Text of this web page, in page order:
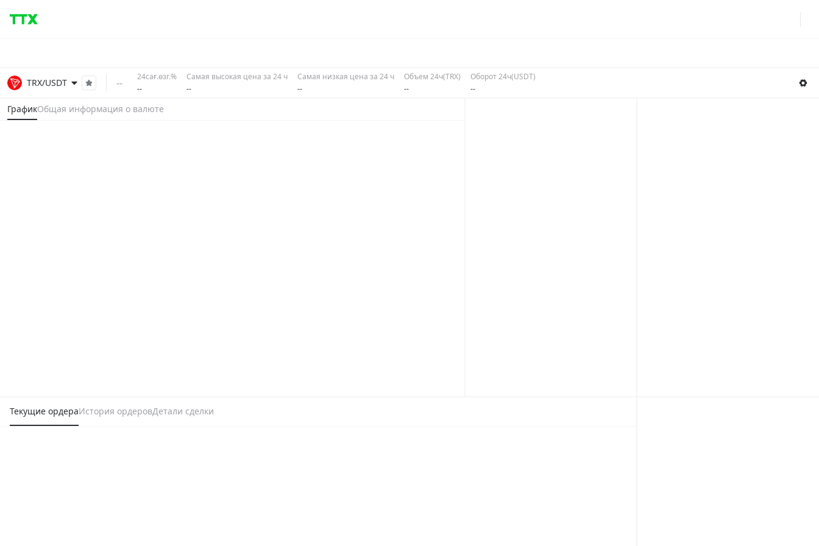
TRX/USDT --
24сағ.өзг.%
--
Самая высокая цена за 24 ч
--
Самая низкая цена за 24 ч
--
Объем 24ч(TRX)
--
Оборот 24ч(USDT)
--
ГрафикОбщая информация о валюте
Текущие ордераИстория ордеровДетали сделки